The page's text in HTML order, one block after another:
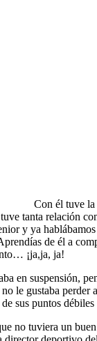
Con él tuve
tanta relación
y ya
de él a
¡ja,ja, ja!
en suspensión,
le gustaba
sus puntos
no tuviera un